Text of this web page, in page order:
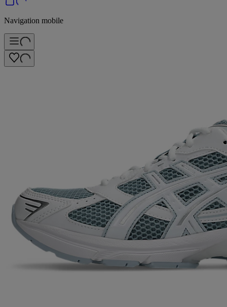
Navigation mobile